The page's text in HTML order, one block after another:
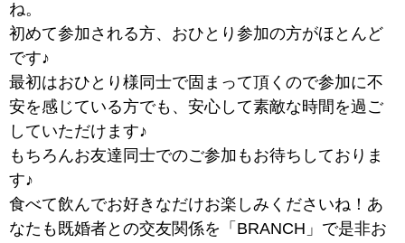
ね。
初めて参加される方、おひとり参加の方がほとんど
です♪
最初はおひとり様同士で固まって頂くので参加に不
安を感じている方でも、安心して素敵な時間を過ご
していただけます♪
もちろんお友達同士でのご参加もお待ちしておりま
す♪
食べて飲んでお好きなだけお楽しみくださいね！あ
なたも既婚者との交友関係を「BRANCH」で是非お